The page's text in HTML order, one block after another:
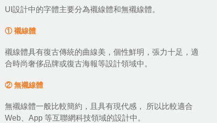
UI設計中的字體主要分為襯線體和無襯線體。
① 襯線體
襯線體具有復古傳統的曲線美，個性鮮明，張力十足，適
合時尚奢侈品牌或復古海報等設計領域中。
② 無襯線體
無襯線體一般比較簡約，且具有現代感， 所以比較適合
Web、App 等互聯網科技領域的設計中。